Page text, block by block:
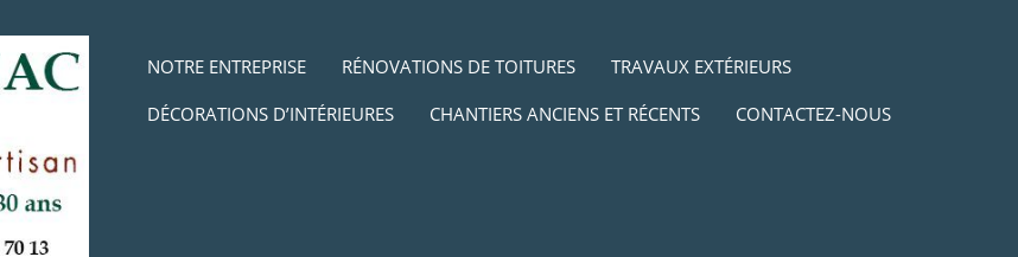
MENU
Aller au contenu
NOTRE ENTREPRISE RÉNOVATIONS DE TOITURES
TRAVAUX EXTÉRIEURS
DÉCORATIONS D’INTÉRIEURES
CHANTIERS ANCIENS ET RÉCENTS CONTACTEZ-NOUS